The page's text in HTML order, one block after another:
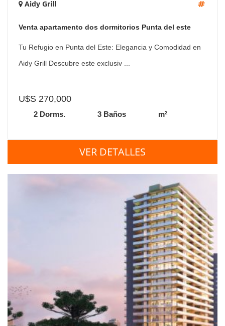
Aidy Grill
Venta apartamento dos dormitorios Punta del este
edificio Tressesenta
Tu Refugio en Punta del Este: Elegancia y Comodidad en
Aidy Grill Descubre este exclusiv ...
U$S 270,000
2 Dorms. 3 Baños m2
VER DETALLES